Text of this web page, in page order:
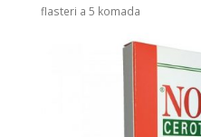
flasteri a 5 komada